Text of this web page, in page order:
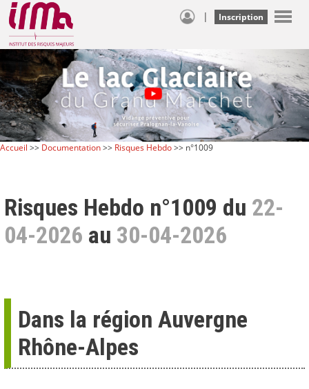
| Inscription
Accueil >> Documentation>> Risques Hebdo>> n°1009
Risques Hebdo n°1009 du 22-
04-2026 au 30-04-2026
Dans la région Auvergne
Rhône-Alpes